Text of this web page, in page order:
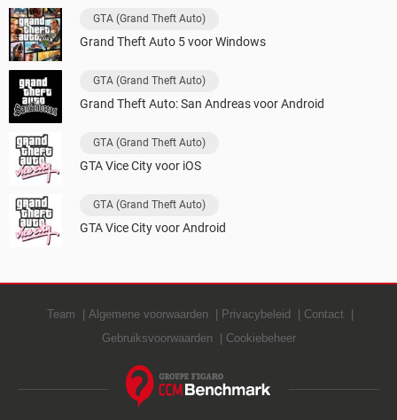
GTA (Grand Theft Auto)
Grand Theft Auto 5 voor Windows
GTA (Grand Theft Auto)
Grand Theft Auto: San Andreas voor Android
GTA (Grand Theft Auto)
GTA Vice City voor iOS
GTA (Grand Theft Auto)
GTA Vice City voor Android
Team Algemene voorwaarden Privacybeleid
Contact
Gebruiksvoorwaarden
Cookiebeheer